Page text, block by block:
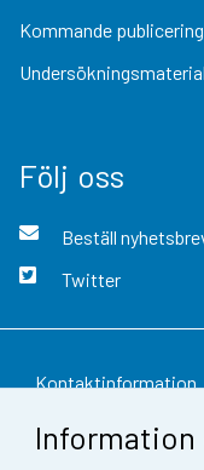
Information
Kommande
Undersökningsmaterial
Följ oss
Beställ
Twitter
Kontaktinformation
Respons